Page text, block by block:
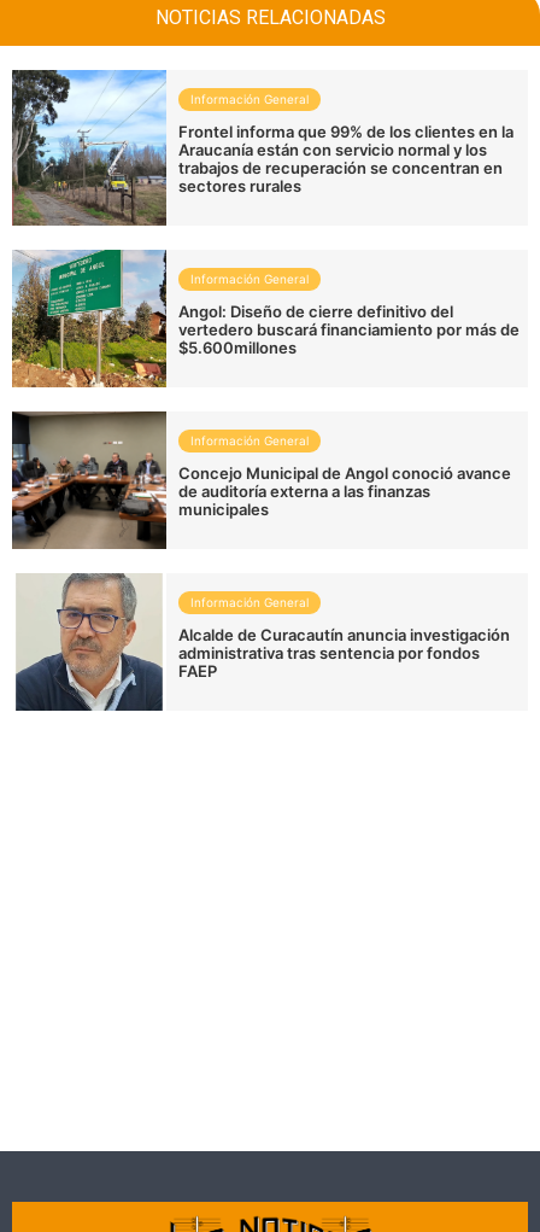
NOTICIAS RELACIONADAS
Información General
Frontel informa que 99% de los clientes en la
Araucanía están con servicio normal y los
trabajos de recuperación se concentran en
sectores rurales
Información General
Angol: Diseño de cierre definitivo del
vertedero buscará financiamiento por más de
$5.600millones
Información General
Concejo Municipal de Angol conoció avance
de auditoría externa a las finanzas
municipales
Información General
Alcalde de Curacautín anuncia investigación
administrativa tras sentencia por fondos
FAEP